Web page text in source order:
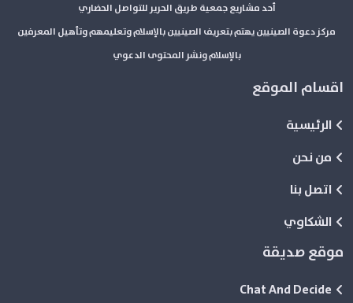
أحد مشاريع جمعية طريق الحرير للتواصل الحضاري
مركز دعوة الصينيين يهتم بتعريف الصينيين بالإسلام وتعليمهم وتأهيل المعرفين
بالإسلام ونشر المحتوى الدعوي
اقسام الموقع
الرئيسية
من نحن
اتصل بنا
الشكاوي
موقع صديقة
Chat And Decide